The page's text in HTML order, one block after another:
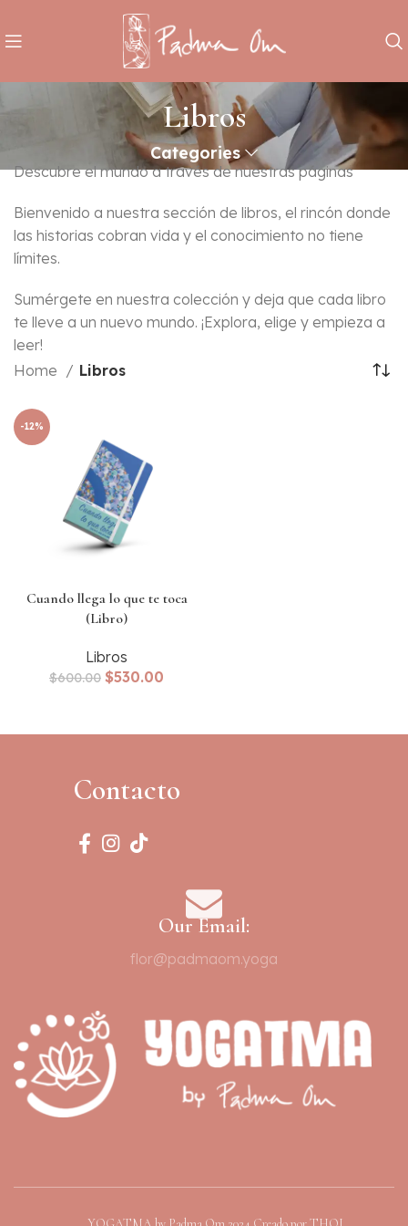
Libros
Categories
Descubre el mundo a través de nuestras páginas
Bienvenido a nuestra sección de libros, el rincón donde
las historias cobran vida y el conocimiento no tiene
límites.
Sumérgete en nuestra colección y deja que cada libro
te lleve a un nuevo mundo. ¡Explora, elige y empieza a
leer!
Home
Libros
-12%
Cuando llega lo que te toca
(Libro)
Libros
$600.00 Original
$600.00.
$530.00
$530.00.
Contacto
Our Email:
flor@padmaom.yoga